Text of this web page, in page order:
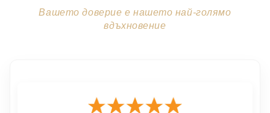
Вашето доверие е нашето най-голямо
вдъхновение